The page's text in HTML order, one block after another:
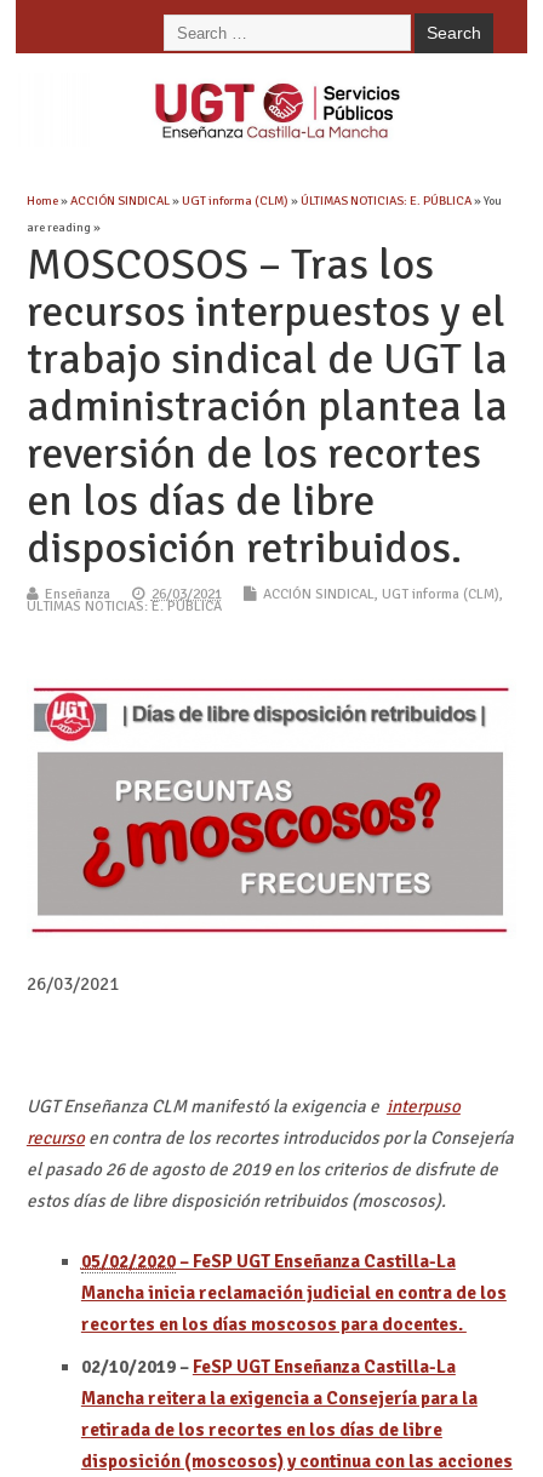
Home»ACCIÓN SINDICAL»UGT informa (CLM) »ÚLTIMAS NOTICIAS: E. PÚBLICA» You
are reading »
MOSCOSOS – Tras los
recursos interpuestos y el
trabajo sindical de UGT la
administración plantea la
reversión de los recortes
en los días de libre
disposición retribuidos.
Enseñanza 26/03/2021 ACCIÓN SINDICAL, UGT informa (CLM),
ÚLTIMAS NOTICIAS: E. PÚBLICA
26/03/2021
UGT Enseñanza CLM manifestó la exigencia e interpuso
recursoen contra de los recortes introducidos por la Consejería
el pasado 26 de agosto de 2019 en los criterios de disfrute de
estos días de libre disposición retribuidos (moscosos).
05/02/2020– FeSP UGT Enseñanza Castilla-La
Mancha inicia reclamación judicial en contra de los
recortes en los días moscosos para docentes.
02/10/2019 – FeSP UGT Enseñanza Castilla-La
Mancha reitera la exigencia a Consejería para la
retirada de los recortes en los días de libre
disposición (moscosos) y continua con las acciones